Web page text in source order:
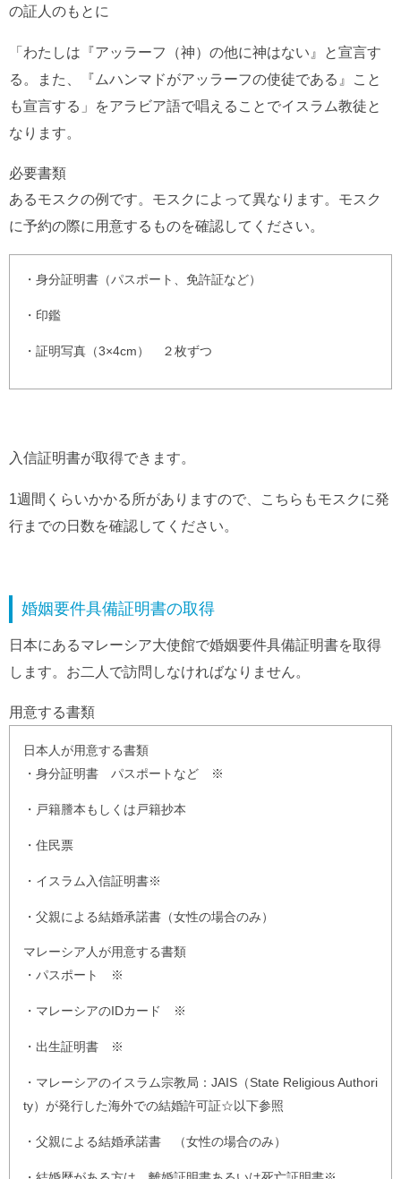
の証人のもとに
「わたしは『アッラーフ（神）の他に神はない』と宣言す
る。また、『ムハンマドがアッラーフの使徒である』こと
も宣言する」をアラビア語で唱えることでイスラム教徒と
なります。
必要書類
あるモスクの例です。モスクによって異なります。モスク
に予約の際に用意するものを確認してください。
・身分証明書（パスポート、免許証など）
・印鑑
・証明写真（3×4cm） ２枚ずつ
入信証明書が取得できます。
1週間くらいかかる所がありますので、こちらもモスクに発
行までの日数を確認してください。
婚姻要件具備証明書の取得
日本にあるマレーシア大使館で婚姻要件具備証明書を取得
します。お二人で訪問しなければなりません。
用意する書類
日本人が用意する書類
・身分証明書 パスポートなど ※
・戸籍謄本もしくは戸籍抄本
・住民票
・イスラム入信証明書※
・父親による結婚承諾書（女性の場合のみ）
マレーシア人が用意する書類
・パスポート ※
・マレーシアのIDカード ※
・出生証明書 ※
・マレーシアのイスラム宗教局：JAIS（State Religious Authori
ty）が発行した海外での結婚許可証☆以下参照
・父親による結婚承諾書 （女性の場合のみ）